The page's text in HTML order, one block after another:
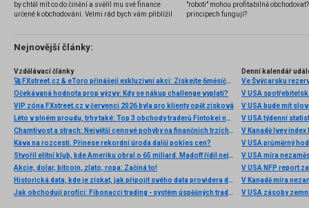
by chtěl mít co do činění a svěřil mu své finance
určené k obchodování. Velmi rád bych vám přiblížil
několik příkladů nejznámějších z nich.
"roboti" mohou profitabilně
principech fungují?
Nejnovější články:
Vzdělávací články
🚀 FXstreet.cz & eToro přinášejí exkluzivní akci: Získejte 6měsíční členství ve VIP zóně ZDARMA
Očekávaná hodnota prop výzvy: Kdy se nákup challenge vyplatí?
VIP zóna FXstreet.cz v červenci 2026 byla pro klienty opět zisková
Léto v plném proudu, trhy také: Top 3 obchody traderů Fintokei na indexech a zlatě
Chamtivost a strach: Největší cenové pohyby na finančních trzích (červenec 2026)
Káva na rozcestí. Přinese rekordní úroda další pokles cen?
Stvořil elitní klub, kde Ameriku obral o 65 miliard. Madoff řídil největší Ponzi dějin
Akcie, dolar, bitcoin, zlato, ropa: Začíná to!
Historická data, kde je získat, jak připojit svého data providera do MultiCharts a proč je budeme potřebovat? (4. díl)
Jak obchodují profíci: Fibonacci trading - systém úspěšných traderů
Denní kalendář
Ve Švýcarsku
V USA
V USA bude mít
V USA týdenní
V Kanadě Ivey index
V USA průměrný
V USA míra
V USA NFP report
V Kanadě míra
V USA zásoby